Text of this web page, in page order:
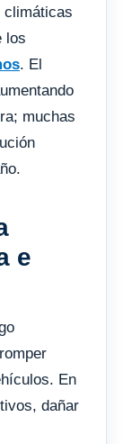
climáticas
los
. El
muchas
e
En
dañar